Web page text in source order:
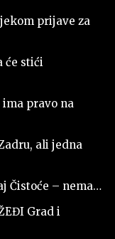
prijave za
će stići
ima pravo na
ali jedna
Čistoće – nema…
ŽEĐI Grad i